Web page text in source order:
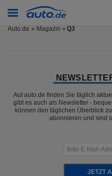
Auto.de Magazin » Q3
Auf auto.de finden Sie täglich
gibt es auch als Newsletter -
können den täglichen Überblick
abonnieren und sind
JETZT